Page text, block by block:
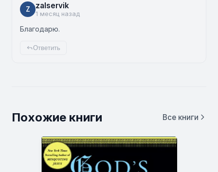
Z zalservik
1 месяц назад
Благодарю.
Ответить
Похожие книги Все книги